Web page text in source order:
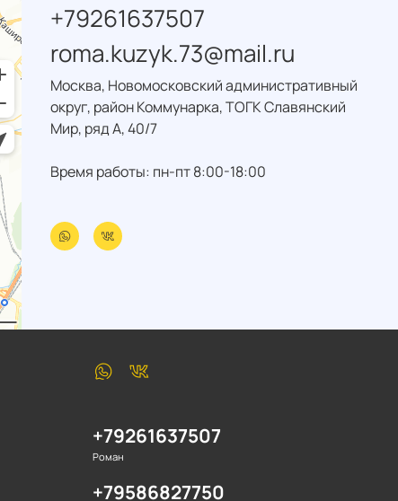
+79261637507
roma.kuzyk.73@mail.ru
Москва, Новомосковский административный
округ, район Коммунарка, ТОГК Славянский
Мир, ряд А, 40/7
Время работы: пн-пт 8:00-18:00
+79261637507
Роман
+79586827750